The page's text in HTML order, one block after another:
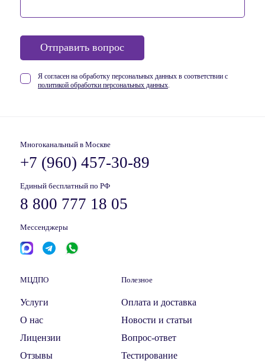
Отправить вопрос
Я согласен на обработку персональных данных в соответствии с
политикой обработки персональных данных
Многоканальный в Москве
+7 (960) 457-30-89
Единый бесплатный по РФ
8 800 777 18 05
Мессенджеры
МЦДПО
Услуги
О нас
Лицензии
Отзывы
Полезное
Оплата и доставка
Новости и статьи
Вопрос-ответ
Тестирование